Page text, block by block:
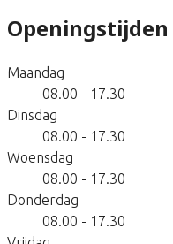
Openingstijden
Maandag
08.00 - 17.30
Dinsdag
08.00 - 17.30
Woensdag
08.00 - 17.30
Donderdag
08.00 - 17.30